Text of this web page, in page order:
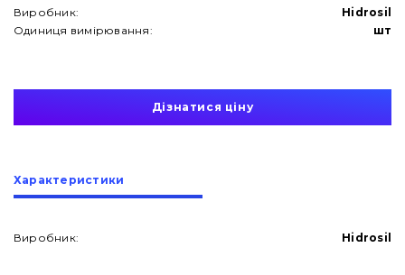
Про нас
Контакти
Виробник:
Hidrosil
Одиниця вимірювання:
шт
Дізнатися ціну
Характеристики
Виробник: Hidrosil